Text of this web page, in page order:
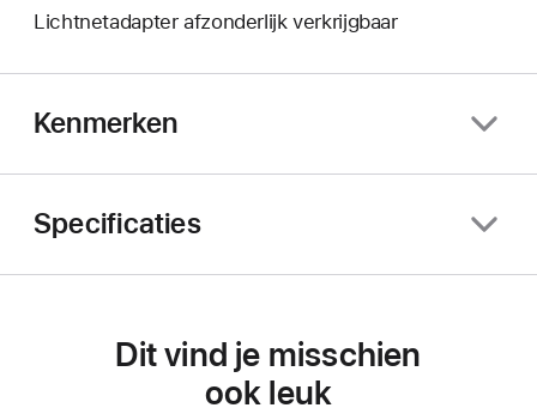
Lichtnetadapter afzonderlijk verkrijgbaar
Kenmerken
Specificaties
Dit vind je misschien
ook leuk